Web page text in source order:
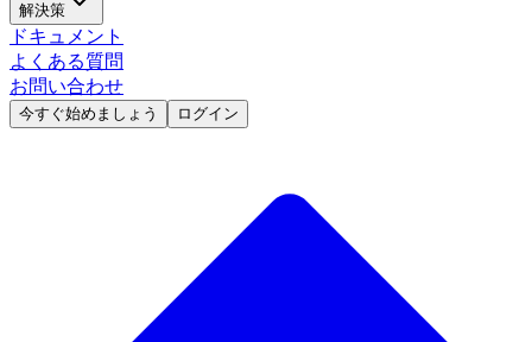
解決策
ドキュメント
よくある質問
お問い合わせ
今すぐ始めましょう ログイン